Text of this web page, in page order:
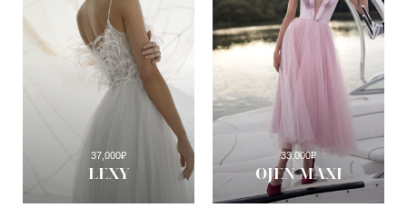
LEXY
37,000₽
OJEN MAXI
33,000₽